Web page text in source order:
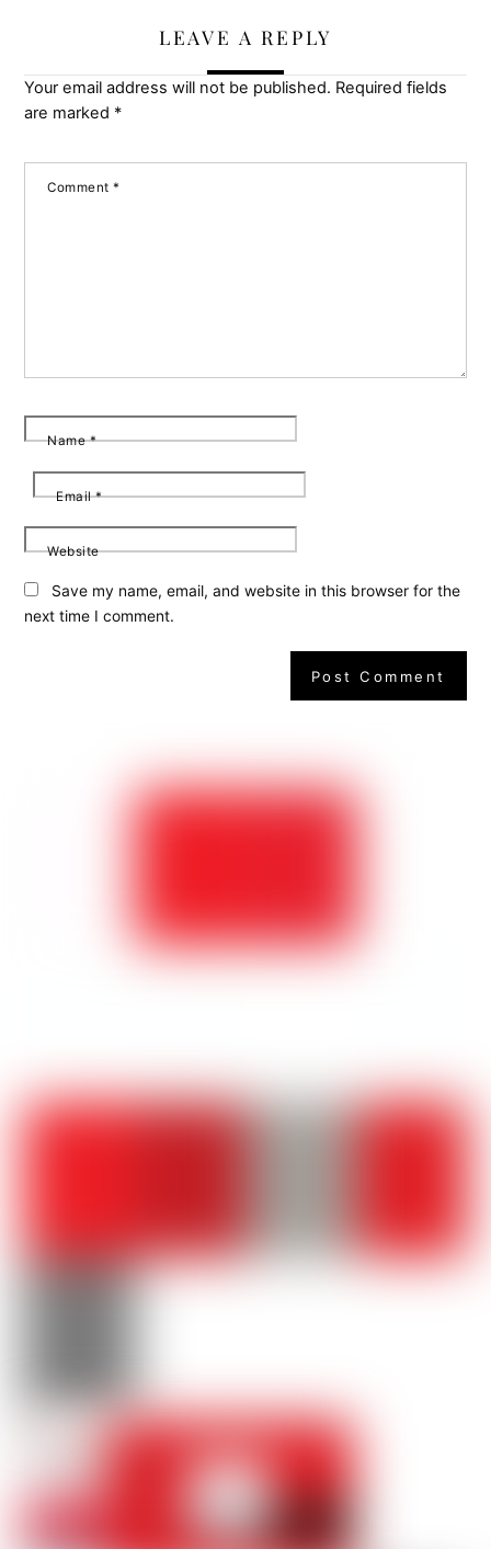
LEAVE A REPLY
Your email address will not be published. Required fields
are marked *
Comment*
Name*
Email*
Website
Save my name, email, and website in this browser for the
next time I comment.